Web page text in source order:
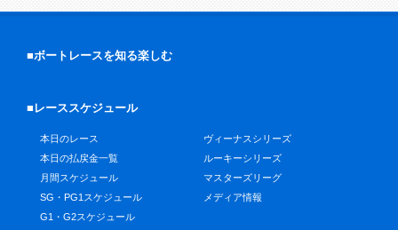
■ボートレースを知る楽しむ
■レーススケジュール
本日のレース
本日の払戻金一覧
月間スケジュール
SG・PG1スケジュール
G1・G2スケジュール
ヴィーナスシリーズ
ルーキーシリーズ
マスターズリーグ
メディア情報